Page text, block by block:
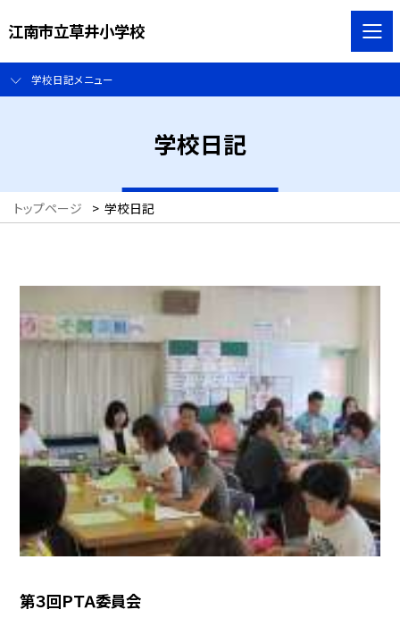
江南市立草井小学校
学校日記メニュー
学校日記
トップページ > 学校日記
第３回ＰＴＡ委員会